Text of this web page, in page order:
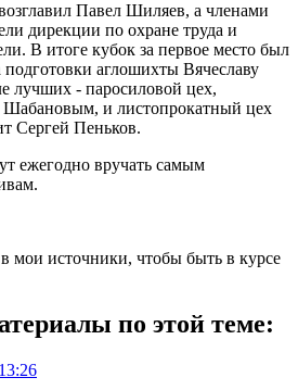
Павел Шиляев, а членами
дирекции по охране труда и
В итоге кубок за первое место был
подготовки аглошихты Вячеславу
лучших - паросиловой цех,
Шабановым, и листопрокатный цех
Сергей Пеньков.
ежегодно вручать самым
в мои источники, чтобы быть в курсе
по этой теме: